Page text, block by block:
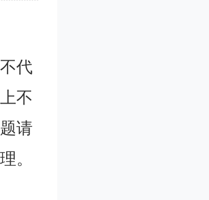
床
开
代
不
请
。